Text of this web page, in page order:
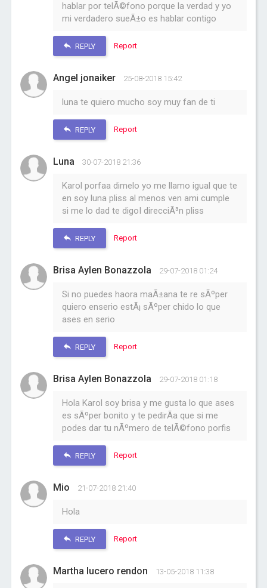
hablar por telÃ©fono porque la verdad y yo
mi verdadero sueÃ±o es hablar contigo
REPLY Report
Angel jonaiker 25-08-2018 15:42
luna te quiero mucho soy muy fan de ti
REPLY Report
Luna 30-07-2018 21:36
Karol porfaa dimelo yo me llamo igual que te
en soy luna pliss al menos ven ami cumple
si me lo dad te digoI direcciÃ³n pliss
REPLY Report
Brisa Aylen Bonazzola 29-07-2018 01:24
Si no puedes haora maÃ±ana te re sÃºper
quiero enserio estÃ¡ sÃºper chido lo que
ases en serio
REPLY Report
Brisa Aylen Bonazzola 29-07-2018 01:18
Hola Karol soy brisa y me gusta lo que ases
es sÃºper bonito y te pedirÃ­a que si me
podes dar tu nÃºmero de telÃ©fono porfis
REPLY Report
Mio 21-07-2018 21:40
Hola
REPLY Report
Martha lucero rendon 13-05-2018 11:38